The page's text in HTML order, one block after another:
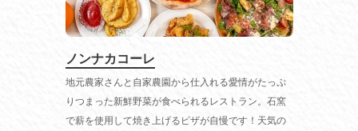
ノンナカコーレ
地元農家さんと自家農園から仕入れる愛情がたっぷ
りつまった新鮮野菜が食べられるレストラン。石窯
で薪を使用して焼き上げるピザが自慢です！天気の